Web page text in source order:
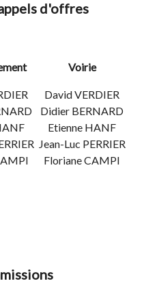
d'offres
Voirie
David VERDIER
Didier BERNARD
Etienne HANF
Jean-Luc PERRIER
Floriane CAMPI